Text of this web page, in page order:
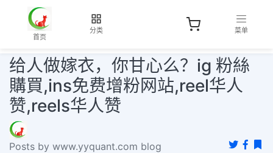
首页
分类 菜单
给人做嫁衣，你甘心么？ig 粉絲
購買,ins免费增粉网站,reel华人
赞,reels华人赞
Posts by www.yyquant.com blog